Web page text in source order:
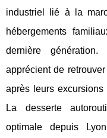
industriel lié à la
hébergements
dernière
apprécient de
après leurs
La desserte
optimale depuis